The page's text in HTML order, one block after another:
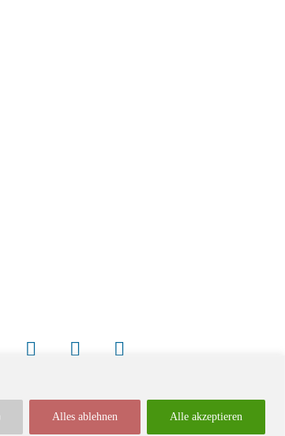
Alles ablehnen Alle akzeptieren
Newsletter Impressum / Kontakt